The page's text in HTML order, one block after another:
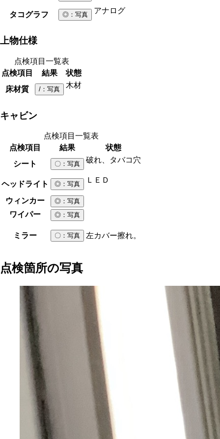
タコグラフ ◎ ：写真 アナログ
上物仕様
点検項目一覧表
点検項目
結果
状態
床材質
/ ：写真 木材
キャビン
点検項目一覧表
点検項目
結果
状態
シート
〇 ：写真 破れ、タバコ穴
ヘッドライト ◎ ：写真 ＬＥＤ
ウィンカー ◎ ：写真
ワイパー ◎ ：写真
ミラー 〇 ：写真 左カバー擦れ。
点検箇所の写真